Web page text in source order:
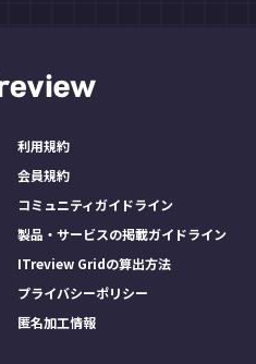
利用規約
会員規約
コミュニティガイドライン
製品・サービスの掲載ガイドライン
ITreview Gridの算出方法
プライバシーポリシー
匿名加工情報